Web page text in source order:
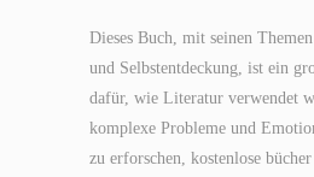
Dieses Buch, mit seinen
und Selbstentdeckung, ist ein
dafür, wie Literatur verwendet
komplexe Probleme und
zu erforschen, kostenlose